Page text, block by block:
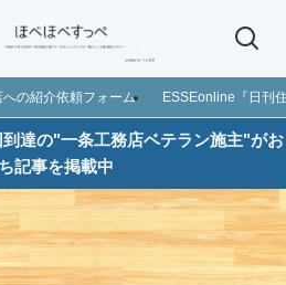
の紹介依頼フォーム ESSEonline『日刊
達の"一条工務店ベテラン施主"がお
記事を掲載中